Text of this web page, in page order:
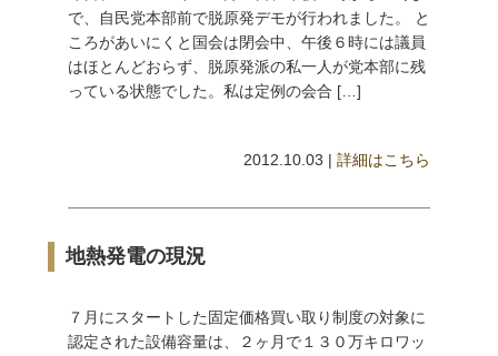
で、自民党本部前で脱原発デモが行われました。 と
ころがあいにくと国会は閉会中、午後６時には議員
はほとんどおらず、脱原発派の私一人が党本部に残
っている状態でした。私は定例の会合 […]
2012.10.03 |詳細はこちら
地熱発電の現況
７月にスタートした固定価格買い取り制度の対象に
認定された設備容量は、２ヶ月で１３０万キロワッ